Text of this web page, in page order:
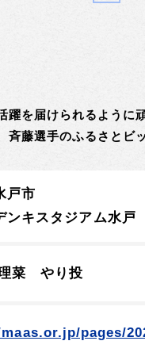
を届けられるように
藤選手のふるさとビ
戸市
ンキスタジアム水戸
菜 やり投
pages/